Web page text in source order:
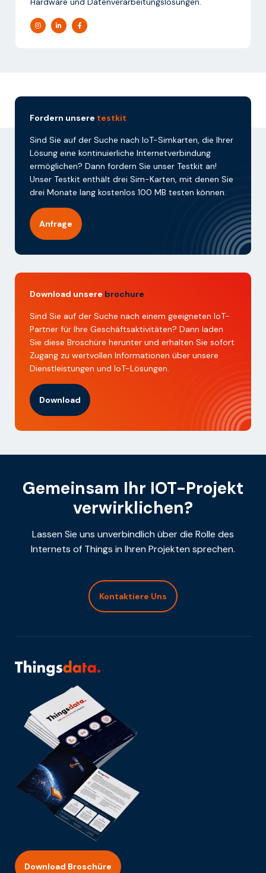
Fordern unsere testkit
Sind Sie auf der Suche nach IoT-Simkarten, die Ihrer
Lösung eine kontinuierliche Internetverbindung
ermöglichen? Dann fordern Sie unser Testkit an!
Unser Testkit enthält drei Sim-Karten, mit denen Sie
drei Monate lang kostenlos 100 MB testen können.
Anfrage
Download unsere brochure
Sind Sie auf der Suche nach einem geeigneten IoT-
Partner für Ihre Geschäftsaktivitäten? Dann laden
Sie diese Broschüre herunter und erhalten Sie sofort
Zugang zu wertvollen Informationen über unsere
Dienstleistungen und IoT-Lösungen.
Download
Gemeinsam Ihr IOT-Projekt
verwirklichen?
Lassen Sie uns unverbindlich über die Rolle des
Internets of Things in Ihren Projekten sprechen.
Kontaktiere Uns
Download Broschüre